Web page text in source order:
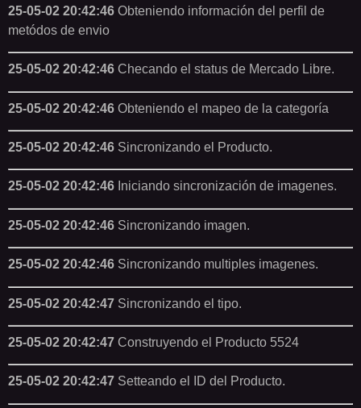
25-05-02 20:42:46 Obteniendo información del perfil de
metódos de envio
25-05-02 20:42:46 Checando el status de Mercado Libre.
25-05-02 20:42:46 Obteniendo el mapeo de la categoría
25-05-02 20:42:46 Sincronizando el Producto.
25-05-02 20:42:46 Iniciando sincronización de imagenes.
25-05-02 20:42:46 Sincronizando imagen.
25-05-02 20:42:46 Sincronizando multiples imagenes.
25-05-02 20:42:47 Sincronizando el tipo.
25-05-02 20:42:47 Construyendo el Producto 5524
25-05-02 20:42:47 Setteando el ID del Producto.